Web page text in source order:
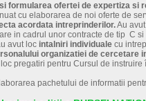
formularea ofertei de expertiza si
cu elaborarea de noi oferte de
acordata intreprinderilor.Au
in cadrul unor contracte de tip C
avut loc intalniri individuale cu
organizatiei de cercetare
pregatiri pentru Cursul de
pachetului de informatii